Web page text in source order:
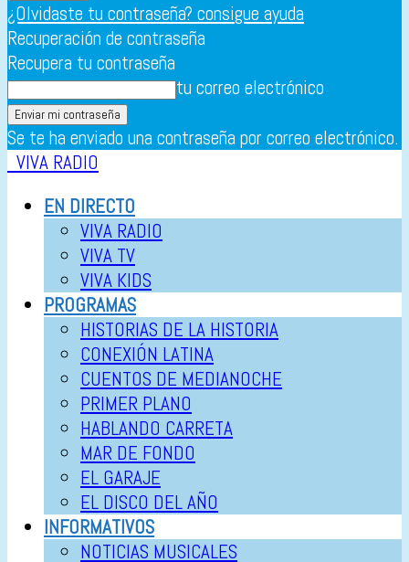
¿Olvidaste tu contraseña? consigue ayuda
Recuperación de contraseña
Recupera tu contraseña
tu correo electrónico
Se te ha enviado una contraseña por correo electrónico.
VIVA RADIO
EN DIRECTO
VIVA RADIO
VIVA TV
VIVA KIDS
PROGRAMAS
HISTORIAS DE LA HISTORIA
CONEXIÓN LATINA
CUENTOS DE MEDIANOCHE
PRIMER PLANO
HABLANDO CARRETA
MAR DE FONDO
EL GARAJE
EL DISCO DEL AÑO
INFORMATIVOS
NOTICIAS MUSICALES